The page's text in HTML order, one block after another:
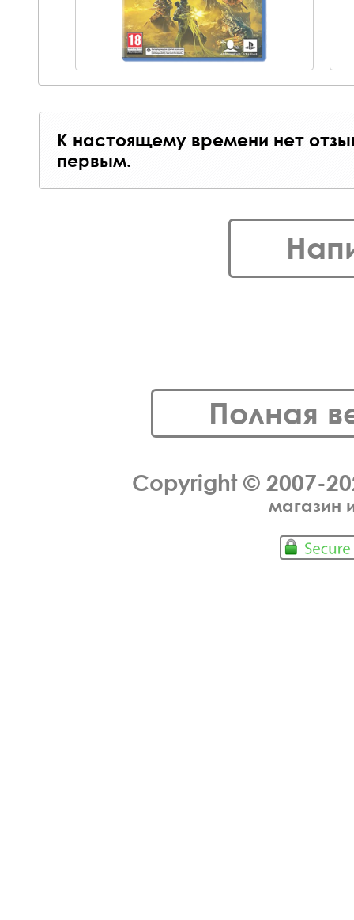
К настоящему времени нет
первым.
Полная
Copyright © 2007-
магазин